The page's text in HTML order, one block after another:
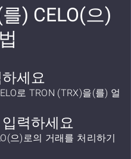
) CELO(으)
세요
로 TRON (TRX)을(를) 얼
력하세요
으)로의 거래를 처리하기